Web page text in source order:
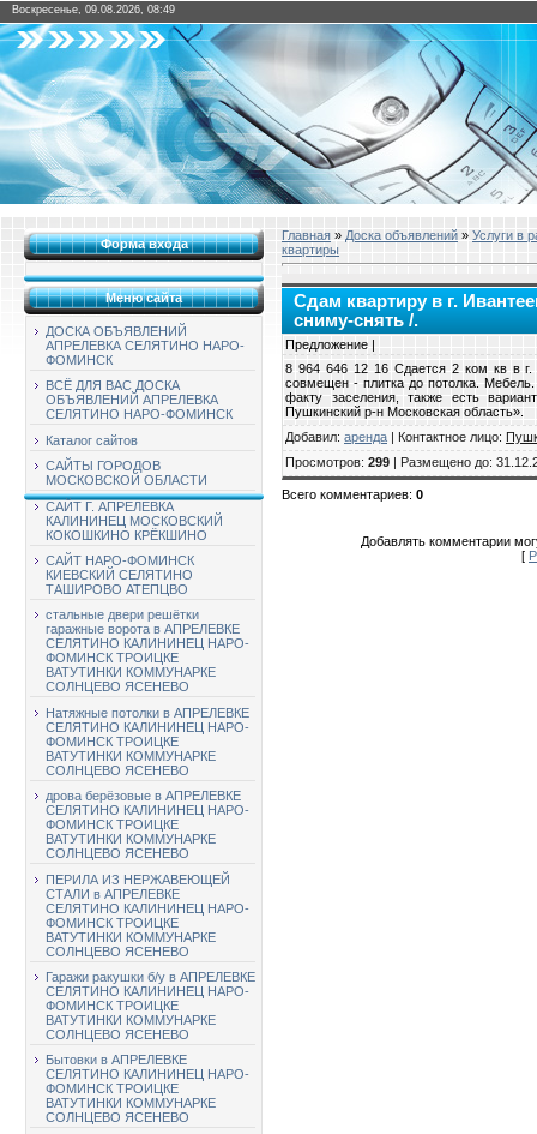
Воскресенье, 09.08.2026, 08:49
Форма входа
Меню сайта
ДОСКА ОБЪЯВЛЕНИЙ
АПРЕЛЕВКА СЕЛЯТИНО НАРО-
ФОМИНСК
ВСЁ ДЛЯ ВАС ДОСКА
ОБЪЯВЛЕНИЙ АПРЕЛЕВКА
СЕЛЯТИНО НАРО-ФОМИНСК
Каталог сайтов
САЙТЫ ГОРОДОВ
МОСКОВСКОЙ ОБЛАСТИ
САЙТ Г. АПРЕЛЕВКА
КАЛИНИНЕЦ МОСКОВСКИЙ
КОКОШКИНО КРЁКШИНО
САЙТ НАРО-ФОМИНСК
КИЕВСКИЙ СЕЛЯТИНО
ТАШИРОВО АТЕПЦВО
стальные двери решётки
гаражные ворота в АПРЕЛЕВКЕ
СЕЛЯТИНО КАЛИНИНЕЦ НАРО-
ФОМИНСК ТРОИЦКЕ
ВАТУТИНКИ КОММУНАРКЕ
СОЛНЦЕВО ЯСЕНЕВО
Натяжные потолки в АПРЕЛЕВКЕ
СЕЛЯТИНО КАЛИНИНЕЦ НАРО-
ФОМИНСК ТРОИЦКЕ
ВАТУТИНКИ КОММУНАРКЕ
СОЛНЦЕВО ЯСЕНЕВО
дрова берёзовые в АПРЕЛЕВКЕ
СЕЛЯТИНО КАЛИНИНЕЦ НАРО-
ФОМИНСК ТРОИЦКЕ
ВАТУТИНКИ КОММУНАРКЕ
СОЛНЦЕВО ЯСЕНЕВО
ПЕРИЛА ИЗ НЕРЖАВЕЮЩЕЙ
СТАЛИ в АПРЕЛЕВКЕ
СЕЛЯТИНО КАЛИНИНЕЦ НАРО-
ФОМИНСК ТРОИЦКЕ
ВАТУТИНКИ КОММУНАРКЕ
СОЛНЦЕВО ЯСЕНЕВО
Гаражи ракушки б/у в АПРЕЛЕВКЕ
СЕЛЯТИНО КАЛИНИНЕЦ НАРО-
ФОМИНСК ТРОИЦКЕ
ВАТУТИНКИ КОММУНАРКЕ
СОЛНЦЕВО ЯСЕНЕВО
Бытовки в АПРЕЛЕВКЕ
СЕЛЯТИНО КАЛИНИНЕЦ НАРО-
ФОМИНСК ТРОИЦКЕ
ВАТУТИНКИ КОММУНАРКЕ
СОЛНЦЕВО ЯСЕНЕВО
Главная » Доска объявлений » Услуги в
квартиры
Сдам квартиру в г.
сниму-снять /.
Предложение |
8 964 646 12 16 Сдается 2 ком кв в
совмещен - плитка до потолка.
факту заселения, также есть
Пушкинский р-н Московская область».
Добавил: аренда | Контактное лицо:
Просмотров: 299 | Размещено до:
Всего комментариев: 0
Добавлять комментарии
[